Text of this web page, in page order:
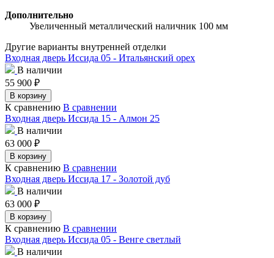
Дополнительно
Увеличенный металлический наличник 100 мм
Другие варианты внутренней отделки
Входная дверь Иссида 05 - Итальянский орех
В наличии
55 900 ₽
В корзину
К сравнению В сравнении
Входная дверь Иссида 15 - Алмон 25
В наличии
63 000 ₽
В корзину
К сравнению В сравнении
Входная дверь Иссида 17 - Золотой дуб
В наличии
63 000 ₽
В корзину
К сравнению В сравнении
Входная дверь Иссида 05 - Венге светлый
В наличии